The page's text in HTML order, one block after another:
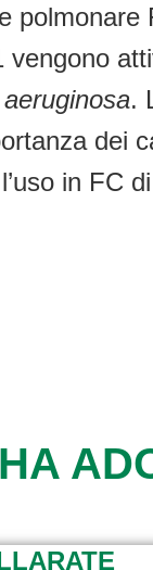
aeruginosa.
in FC